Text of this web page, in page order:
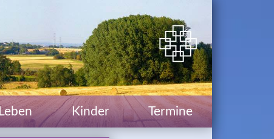
Leben Kinder Termine